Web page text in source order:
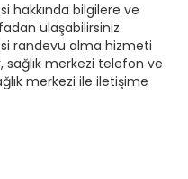
hakkında bilgilere ve
ulaşabilirsiniz.
randevu alma hizmeti
sağlık merkezi telefon ve
merkezi ile iletişime